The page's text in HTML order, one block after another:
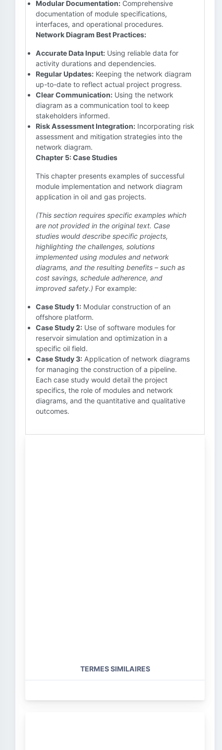
Modular Documentation: Comprehensive
documentation of module specifications,
interfaces, and operational procedures.
Network Diagram Best Practices:
Accurate Data Input: Using reliable data for
activity durations and dependencies.
Regular Updates: Keeping the network diagram
up-to-date to reflect actual project progress.
Clear Communication: Using the network
diagram as a communication tool to keep
stakeholders informed.
Risk Assessment Integration: Incorporating risk
assessment and mitigation strategies into the
network diagram.
Chapter 5: Case Studies
This chapter presents examples of successful
module implementation and network diagram
application in oil and gas projects.
(This section requires specific examples which
are not provided in the original text. Case
studies would describe specific projects,
highlighting the challenges, solutions
implemented using modules and network
diagrams, and the resulting benefits – such as
cost savings, schedule adherence, and
improved safety.) For example:
Case Study 1: Modular construction of an
offshore platform.
Case Study 2: Use of software modules for
reservoir simulation and optimization in a
specific oil field.
Case Study 3: Application of network diagrams
for managing the construction of a pipeline.
Each case study would detail the project
specifics, the role of modules and network
diagrams, and the quantitative and qualitative
outcomes.
TERMES SIMILAIRES